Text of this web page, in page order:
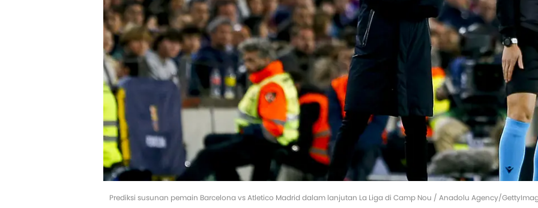
Prediksi susunan pemain Barcelona vs Atletico Madrid dalam lanjutan La Liga di Camp Nou / Anadolu Agency/